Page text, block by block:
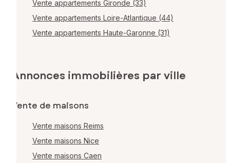
Vente appartements Gironde (33)
Vente appartements Loire-Atlantique (44)
Vente appartements Haute-Garonne (31)
Annonces immobilières par ville
Vente de maisons
Vente maisons Reims
Vente maisons Nice
Vente maisons Caen